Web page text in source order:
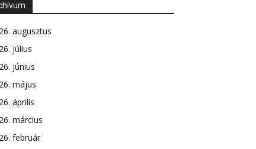
augusztus
július
június
május
április
március
február